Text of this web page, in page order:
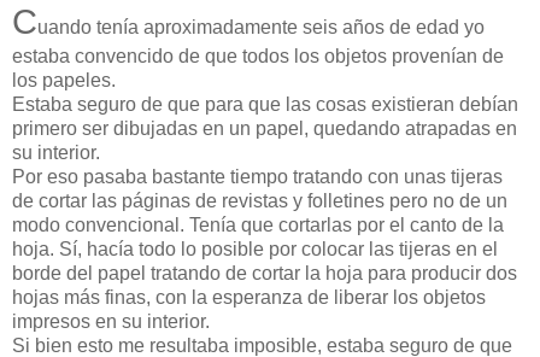
Cuando tenía aproximadamente seis años de edad yo
estaba convencido de que todos los objetos provenían de
los papeles.
Estaba seguro de que para que las cosas existieran debían
primero ser dibujadas en un papel, quedando atrapadas en
su interior.
Por eso pasaba bastante tiempo tratando con unas tijeras
de cortar las páginas de revistas y folletines pero no de un
modo convencional. Tenía que cortarlas por el canto de la
hoja. Sí, hacía todo lo posible por colocar las tijeras en el
borde del papel tratando de cortar la hoja para producir dos
hojas más finas, con la esperanza de liberar los objetos
impresos en su interior.
Si bien esto me resultaba imposible, estaba seguro de que